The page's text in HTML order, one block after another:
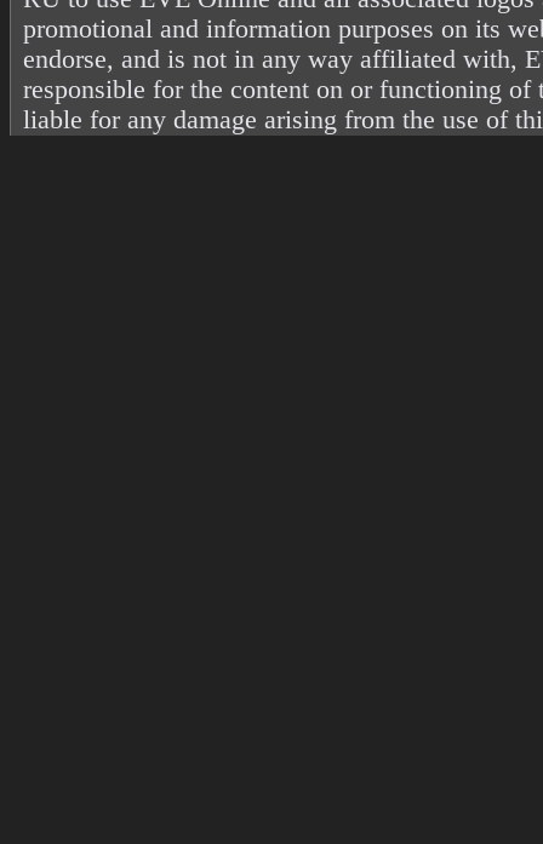
promotional and information purposes on its
endorse, and is not in any way affiliated with,
responsible for the content on or functioning of
liable for any damage arising from the use of